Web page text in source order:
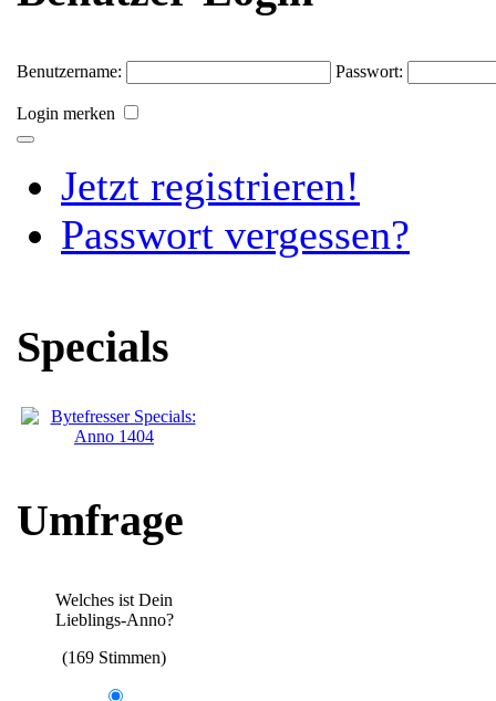
Benutzername: Passwort:
Login merken
Jetzt registrieren!
Passwort vergessen?
Specials
Umfrage
Welches ist Dein
Lieblings-Anno?
(169 Stimmen)